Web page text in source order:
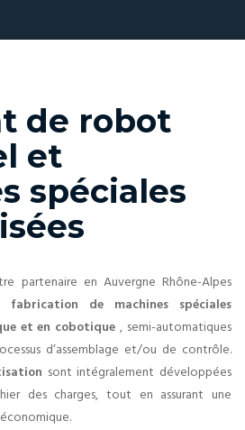
de robot
et
spéciales
partenaire en Auvergne Rhône-Alpes
de machines spéciales
et en cobotique, semi-automatiques
d’assemblage et/ou de contrôle.
sont intégralement développées
des charges, tout en assurant une